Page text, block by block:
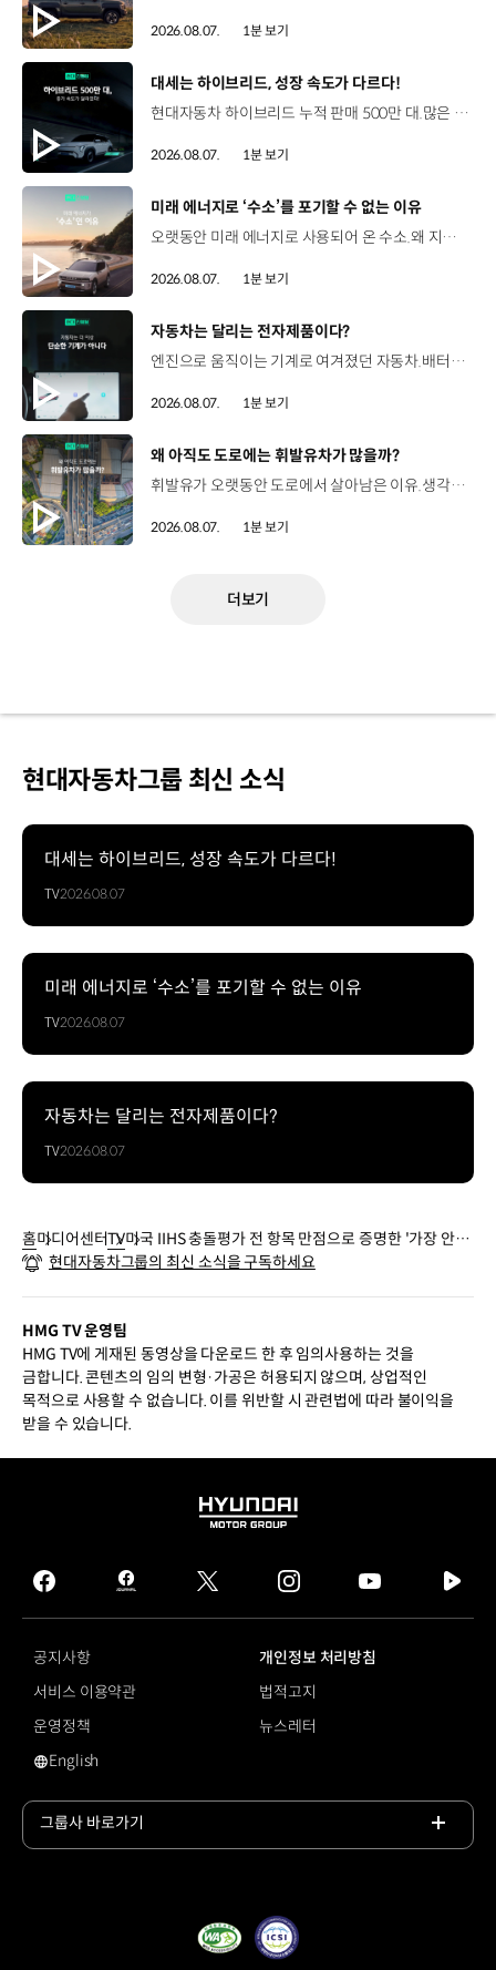
2026.08.07. 1분 보기
[동영상]
대세는 하이브리드, 성장 속도가 다르다!
현대자동차 하이브리드 누적 판매 500만 대.많은 운전자들이 선택한 이유는 무엇일까요? 현대진행형 팟캐스트 EP.21에서 확인하세요.📻 #현대자동차그룹 #현대진행형 #모빌리티팟캐스트 #하이브리드 #연료 #미래모빌리티 #모빌리티
2026.08.07. 1분 보기
[동영상]
미래 에너지로 ‘수소’를 포기할 수 없는 이유
오랫동안 미래 에너지로 사용되어 온 수소.왜 지금까지도 중요한 선택지로 꼽힐까요? 현대진행형 팟캐스트 EP.21에서 확인하세요.📻 #현대자동차그룹 #현대진행형 #모빌리티팟캐스트 #수소전기차 #수소에너지 #연료 #미래모빌리티 #모빌리티
2026.08.07. 1분 보기
[동영상]
자동차는 달리는 전자제품이다?
엔진으로 움직이는 기계로 여겨졌던 자동차.배터리와 소프트웨어를 통해 어떻게 바뀌고 있을까요? 현대진행형 팟캐스트 EP.21에서 확인하세요.📻 #현대자동차그룹 #현대진행형 #모빌리티팟캐스트 #SDV #전기차 #연료 #미래모빌리티 #모빌리티
2026.08.07. 1분 보기
[동영상]
왜 아직도 도로에는 휘발유차가 많을까?
휘발유가 오랫동안 도로에서 살아남은 이유.생각보다 강력한 장점이 있었습니다. 현대진행형 팟캐스트 EP.21에서 확인하세요.📻 #현대자동차그룹 #현대진행형 #모빌리티팟캐스트 #휘발유 #내연기관 #연료 #미래모빌리티 #모빌리티
2026.08.07. 1분 보기
더보기
현대자동차그룹 최신 소식
대세는 하이브리드, 성장 속도가 다르다!
TV2026.08.07
미래 에너지로 ‘수소’를 포기할 수 없는 이유
TV2026.08.07
자동차는 달리는 전자제품이다?
TV2026.08.07
홈미디어센터TV미국 IIHS 충돌평가 전 항목 만점으로 증명한 '가장 안전
한 차' | #Shorts
현대자동차그룹의 최신 소식을 구독하세요
HMG TV 운영팀
HMG TV에 게재된 동영상을 다운로드 한 후 임의사용하는 것을
금합니다. 콘텐츠의 임의 변형·가공은 허용되지 않으며, 상업적인
목적으로 사용할 수 없습니다. 이를 위반할 시 관련법에 따라 불이익을
받을 수 있습니다.
HYUNDAI
GROUP
facebook
hmg
journal
twitter instagram
tv
공지사항
개인정보 처리방침
서비스 이용약관
법적고지
운영정책
뉴스레터
영문 사이트로 이동
English
그룹사 바로가기